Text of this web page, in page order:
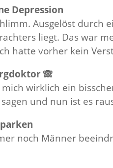
Depression
Ausgelöst durch
liegt. Das war
hatte vorher kein
🙈
wirklich ein
und nun ist es
noch Männer